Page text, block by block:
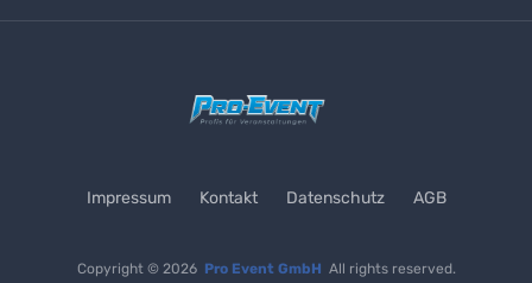
Impressum Kontakt Datenschutz AGB
Copyright © 2026 Pro Event GmbH All rights reserved.